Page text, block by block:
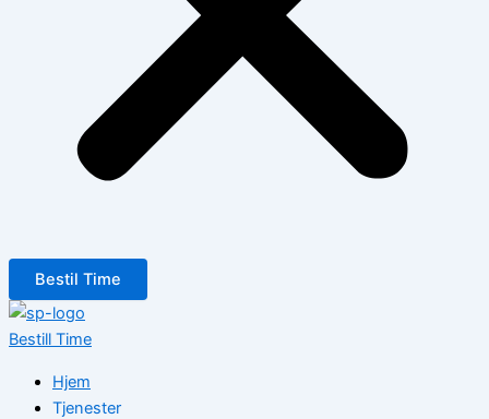
Bestil Time
Bestill Time
Hjem
Tjenester